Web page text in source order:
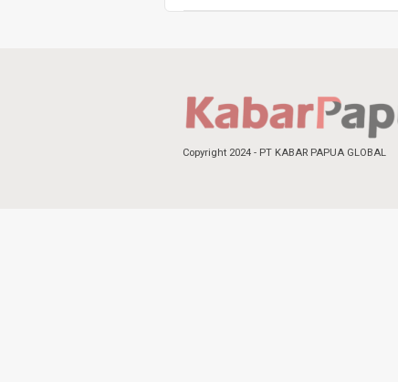
Copyright 2024 - PT KABAR PAPUA GLOBAL